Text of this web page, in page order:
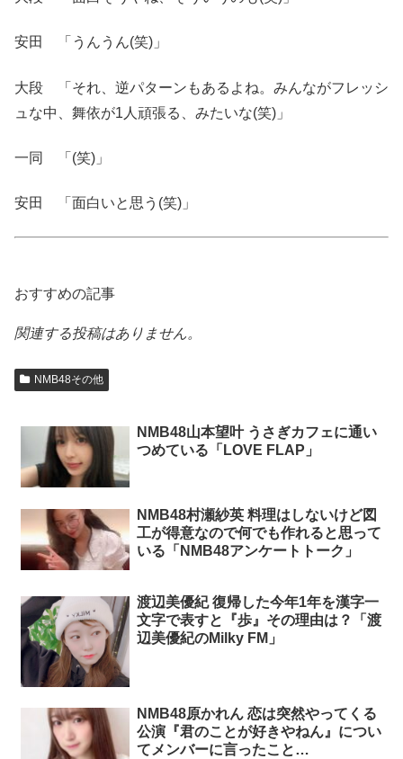
安田 「うんうん(笑)」
大段 「それ、逆パターンもあるよね。みんながフレッシ
ュな中、舞依が1人頑張る、みたいな(笑)」
一同 「(笑)」
安田 「面白いと思う(笑)」
おすすめの記事
関連する投稿はありません。
NMB48その他
NMB48山本望叶 うさぎカフェに通い
つめている「LOVE FLAP」
NMB48村瀬紗英 料理はしないけど図
工が得意なので何でも作れると思って
いる「NMB48アンケートトーク」
渡辺美優紀 復帰した今年1年を漢字一
文字で表すと『歩』その理由は？「渡
辺美優紀のMilky FM」
NMB48原かれん 恋は突然やってくる
公演『君のことが好きやねん』につい
てメンバーに言ったこと